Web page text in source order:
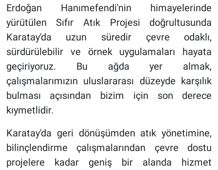
Erdoğan Hanımefendi'nin himayelerinde
yürütülen Sıfır Atık Projesi doğrultusunda
Karatay'da uzun süredir çevre odaklı,
sürdürülebilir ve örnek uygulamaları hayata
geçiriyoruz. Bu ağda yer almak,
çalışmalarımızın uluslararası düzeyde karşılık
bulması açısından bizim için son derece
kıymetlidir.
Karatay'da geri dönüşümden atık yönetimine,
bilinçlendirme çalışmalarından çevre dostu
projelere kadar geniş bir alanda hizmet